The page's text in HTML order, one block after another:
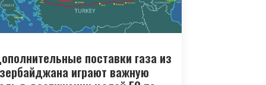
поставки газа из
играют важную